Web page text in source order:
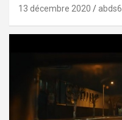
13 décembre 2020